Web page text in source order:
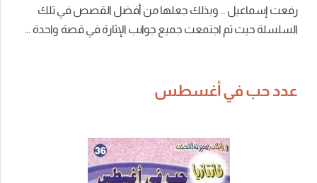
رفعت إسماعيل .. وبذلك جعلها من أفضل القصص في تلك
السلسلة حيث تم اجتمعت جميع جوانب الإثارة في قصة واحدة …
عدد حب في أغسطس